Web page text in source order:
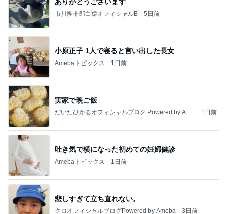
市川團十郎白猿オフィシャルB 5日前
小原正子 1人で寝ると言い出した長女
Amebaトピックス 1日前
実家で晩ご飯
だいたひかるオフィシャルブログ Powered by Ame
1日前
吐き気で横になった初めての妊婦健診
Amebaトピックス 1日前
悲しすぎて立ち直れない。
クロオフィシャルブログPowered by Ameba 3日前